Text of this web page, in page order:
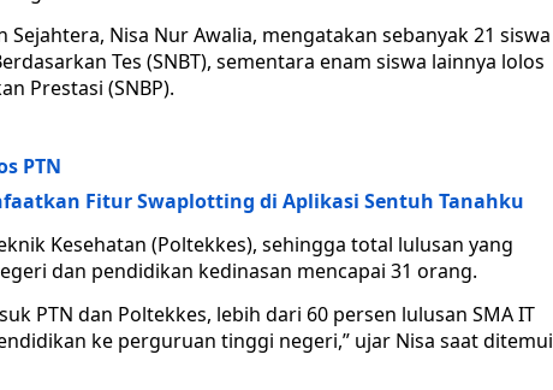
Nisa Nur Awalia, mengatakan sebanyak 21 siswa
Tes (SNBT), sementara enam siswa lainnya lolos
Prestasi (SNBP).
PTN
Fitur Swaplotting di Aplikasi Sentuh Tanahku
Kesehatan (Poltekkes), sehingga total lulusan yang
dan pendidikan kedinasan mencapai 31 orang.
PTN dan Poltekkes, lebih dari 60 persen lulusan SMA IT
ke perguruan tinggi negeri,” ujar Nisa saat ditemui